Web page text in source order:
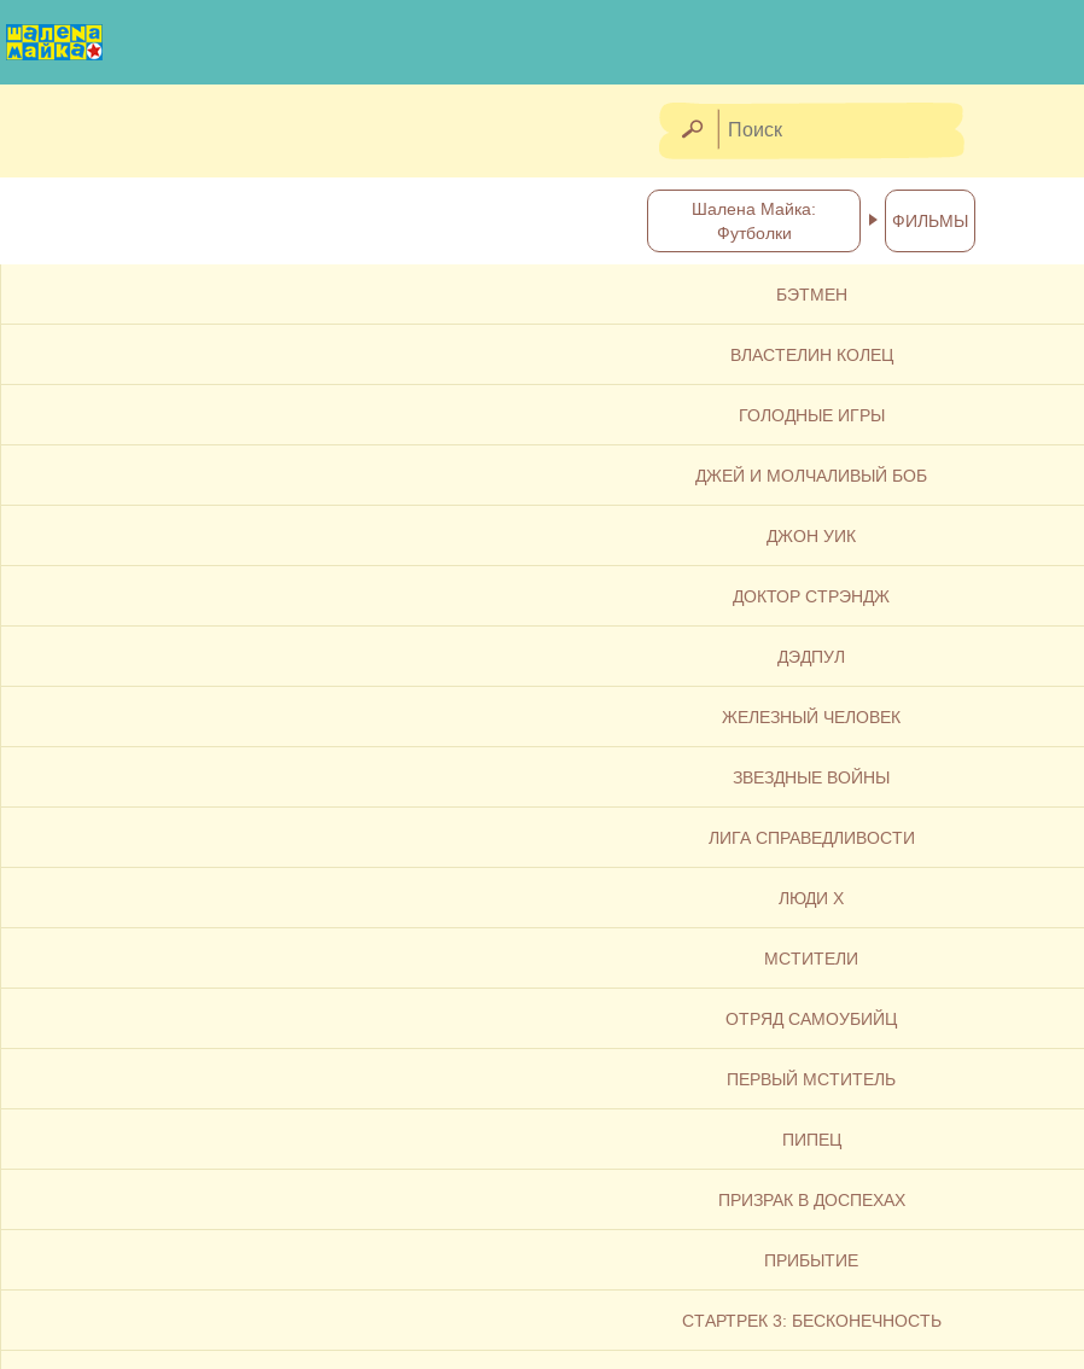
Шалена Майка:
Футболки
ФИЛЬМЫ
БЭТМЕН
ВЛАСТЕЛИН КОЛЕЦ
ГОЛОДНЫЕ ИГРЫ
ДЖЕЙ И МОЛЧАЛИВЫЙ БОБ
ДЖОН УИК
ДОКТОР СТРЭНДЖ
ДЭДПУЛ
ЖЕЛЕЗНЫЙ ЧЕЛОВЕК
ЗВЕЗДНЫЕ ВОЙНЫ
ЛИГА СПРАВЕДЛИВОСТИ
ЛЮДИ Х
МСТИТЕЛИ
ОТРЯД САМОУБИЙЦ
ПЕРВЫЙ МСТИТЕЛЬ
ПИПЕЦ
ПРИЗРАК В ДОСПЕХАХ
ПРИБЫТИЕ
СТАРТРЕК 3: БЕСКОНЕЧНОСТЬ